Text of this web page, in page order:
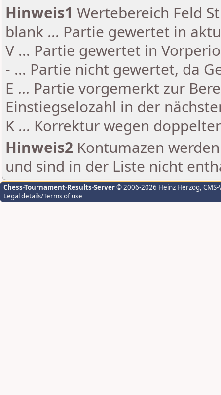
Hinweis1 Wertebereich Feld
blank ... Partie gewertet in
V ... Partie gewertet in
- ... Partie nicht gewertet, da
E ... Partie vorgemerkt zur
Einstiegselozahl in der
K ... Korrektur wegen
Hinweis2 Kontumazen
und sind in der Liste nicht
Chess-Tournament-Results-Server© 2006-2026 Heinz Herzog,
Legal details/Terms of use